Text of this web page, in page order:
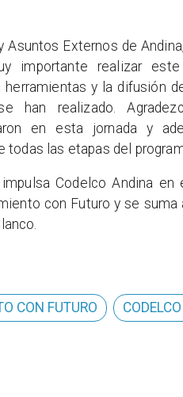
Asuntos Externos de
importante realizar
y la difusión
han realizado.
en esta jornada y
las etapas del
Codelco Andina en
con Futuro y se
CON FUTURO